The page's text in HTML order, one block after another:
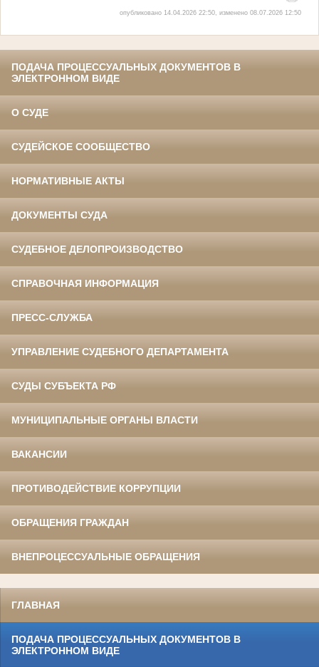
опубликовано 14.04.2026 22:50, изменено 08.07.2026 12:50
ПОДАЧА ПРОЦЕССУАЛЬНЫХ ДОКУМЕНТОВ В
ЭЛЕКТРОННОМ ВИДЕ
О СУДЕ
СУДЕЙСКОЕ СООБЩЕСТВО
НОРМАТИВНЫЕ АКТЫ
ДОКУМЕНТЫ СУДА
СУДЕБНОЕ ДЕЛОПРОИЗВОДСТВО
СПРАВОЧНАЯ ИНФОРМАЦИЯ
ПРЕСС-СЛУЖБА
УПРАВЛЕНИЕ СУДЕБНОГО ДЕПАРТАМЕНТА
СУДЫ СУБЪЕКТА РФ
МУНИЦИПАЛЬНЫЕ ОРГАНЫ ВЛАСТИ
ВАКАНСИИ
ПРОТИВОДЕЙСТВИЕ КОРРУПЦИИ
ОБРАЩЕНИЯ ГРАЖДАН
ВНЕПРОЦЕССУАЛЬНЫЕ ОБРАЩЕНИЯ
ГЛАВНАЯ
ПОДАЧА ПРОЦЕССУАЛЬНЫХ ДОКУМЕНТОВ В
ЭЛЕКТРОННОМ ВИДЕ